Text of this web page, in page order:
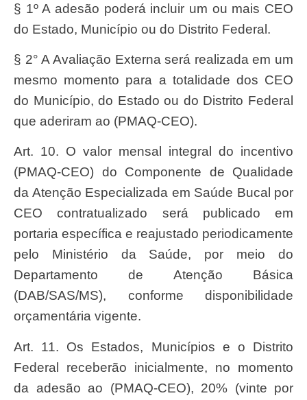
§ 1º A adesão poderá incluir um ou mais CEO
do Estado, Município ou do Distrito Federal.
§ 2° A Avaliação Externa será realizada em um
mesmo momento para a totalidade dos CEO
do Município, do Estado ou do Distrito Federal
que aderiram ao (PMAQ-CEO).
Art. 10. O valor mensal integral do incentivo
(PMAQ-CEO) do Componente de Qualidade
da Atenção Especializada em Saúde Bucal por
CEO contratualizado será publicado em
portaria específica e reajustado periodicamente
pelo Ministério da Saúde, por meio do
Departamento de Atenção Básica
(DAB/SAS/MS), conforme disponibilidade
orçamentária vigente.
Art. 11. Os Estados, Municípios e o Distrito
Federal receberão inicialmente, no momento
da adesão ao (PMAQ-CEO), 20% (vinte por